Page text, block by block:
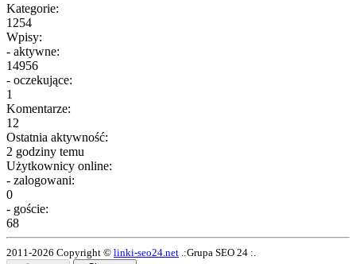
Kategorie:
1254
Wpisy:
- aktywne:
14956
- oczekujące:
1
Komentarze:
12
Ostatnia aktywność:
2 godziny temu
Użytkownicy online:
- zalogowani:
0
- goście:
68
2011-2026 Copyright © linki-seo24.net .:Grupa SEO 24 :.